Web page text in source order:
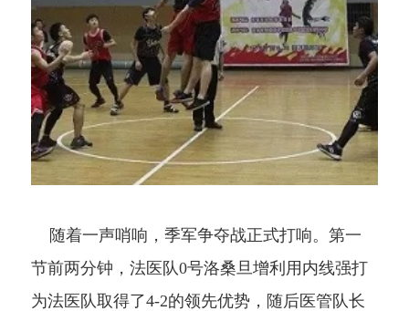
随着一声哨响，季军争夺战正式打响。第一
节前两分钟，法医队0号洛桑旦增利用内线强打
为法医队取得了4-2的领先优势，随后医管队长